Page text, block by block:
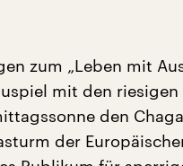
zum „Leben mit
mit den riesigen
den
der